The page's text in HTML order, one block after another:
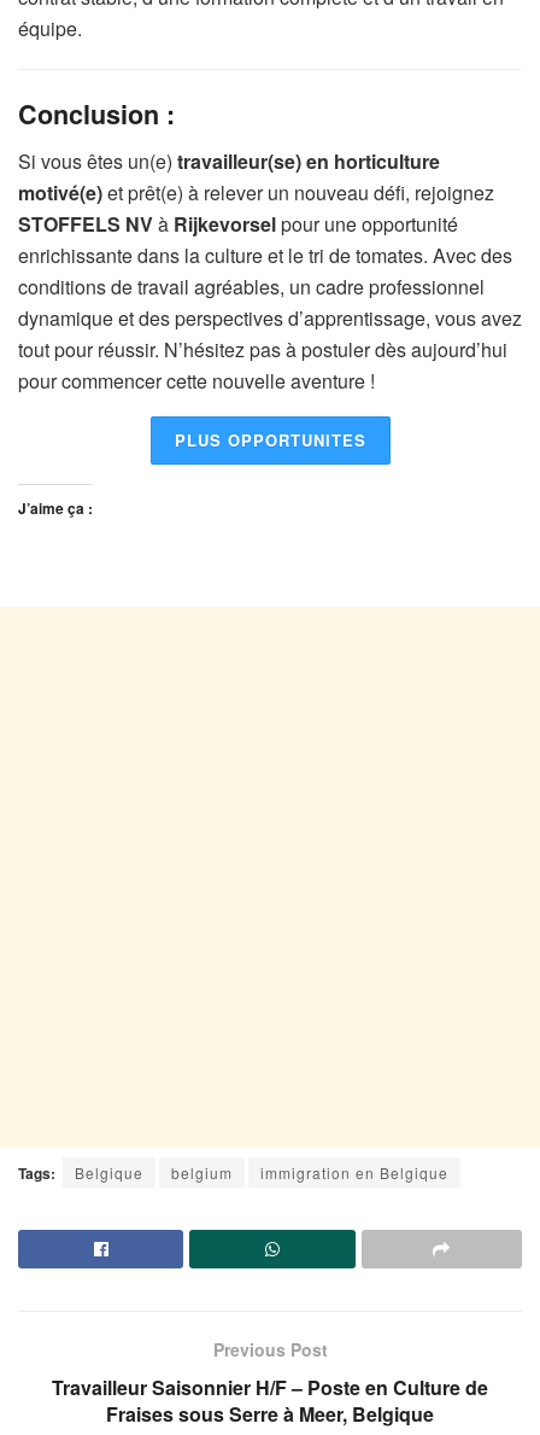
équipe.
Conclusion :
Si vous êtes un(e) travailleur(se) en horticulture
motivé(e)et prêt(e) à relever un nouveau défi, rejoignez
STOFFELS NVà Rijkevorselpour une opportunité
enrichissante dans la culture et le tri de tomates. Avec des
conditions de travail agréables, un cadre professionnel
dynamique et des perspectives d’apprentissage, vous avez
tout pour réussir. N’hésitez pas à postuler dès aujourd’hui
pour commencer cette nouvelle aventure !
PLUS OPPORTUNITES
J’aime ça :
Tags: Belgique belgium immigration en Belgique
Previous Post
Travailleur Saisonnier H/F – Poste en Culture de
Fraises sous Serre à Meer, Belgique